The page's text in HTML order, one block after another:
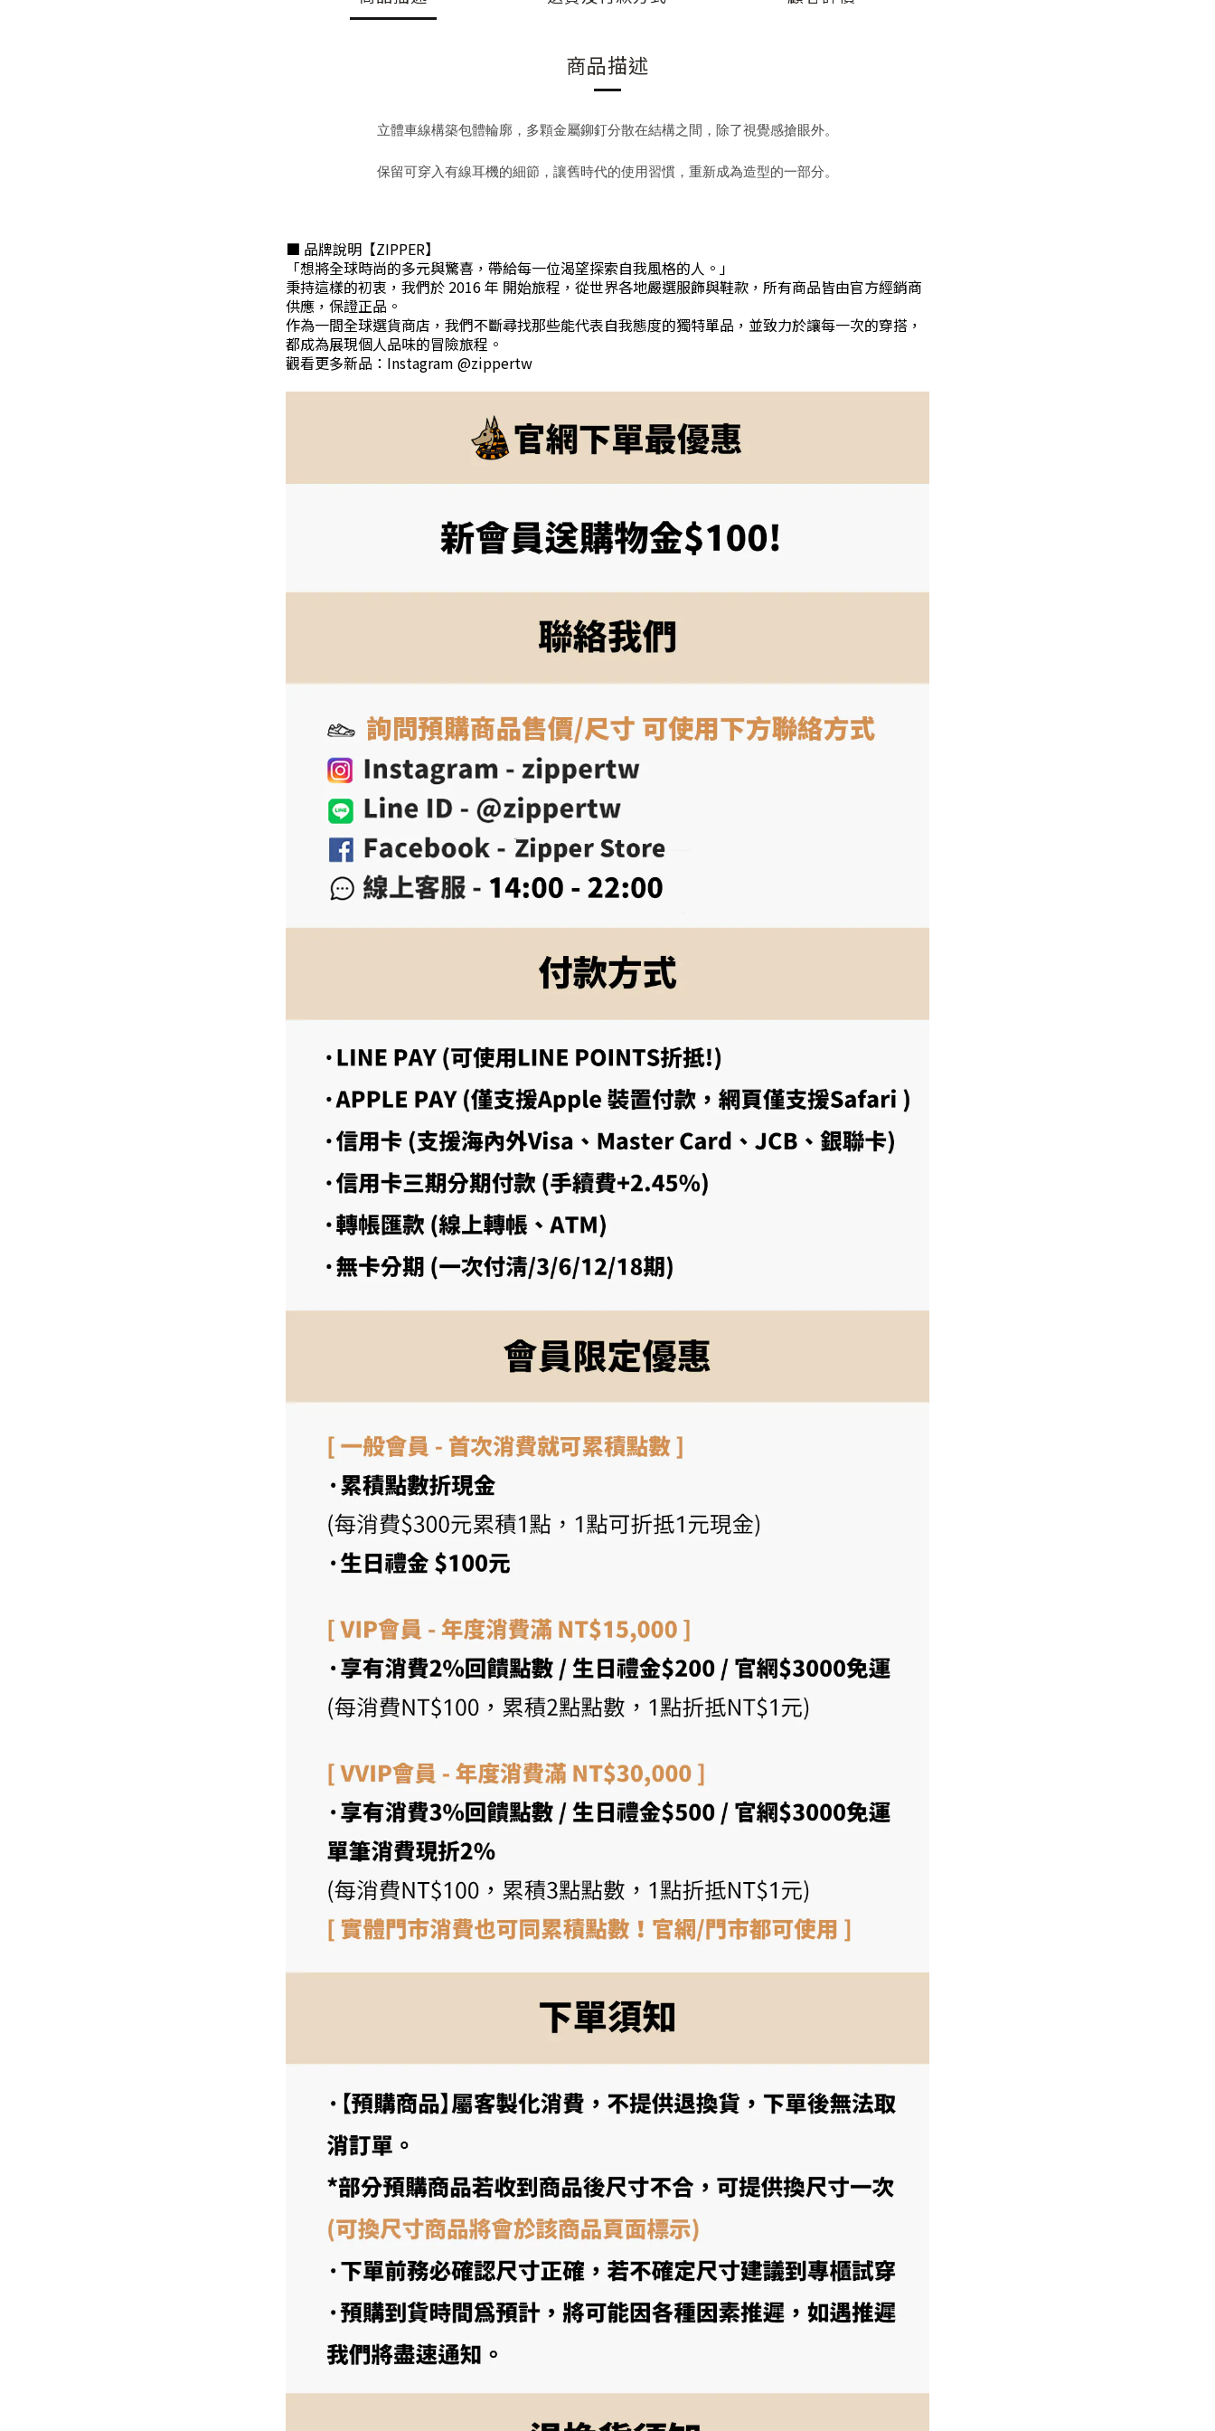
商品描述
立體車線構築包體輪廓，多顆金屬鉚釘分散在結構之間，除了視覺感搶眼外。
保留可穿入有線耳機的細節，讓舊時代的使用習慣，重新成為造型的一部分。
■ 品牌說明【ZIPPER】
「想將全球時尚的多元與驚喜，帶給每一位渴望探索自我風格的人。」
秉持這樣的初衷，我們於 2016 年 開始旅程，從世界各地嚴選服飾與鞋款，所有商品皆由官方經銷商
供應，保證正品。
作為一間全球選貨商店，我們不斷尋找那些能代表自我態度的獨特單品，並致力於讓每一次的穿搭，
都成為展現個人品味的冒險旅程。
觀看更多新品：Instagram @zippertw